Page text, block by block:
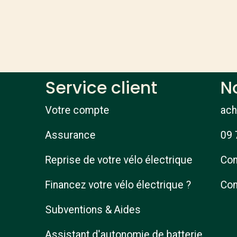
09
Service client
Votre compte
Assurance
Reprise de votre vélo électrique
Financez votre vélo électrique ?
Subventions & Aides
Assistant d'autonomie de batterie